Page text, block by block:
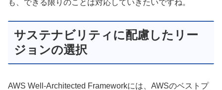
も、できる限りのことは対応していきたいですね。
サステナビリティに配慮したリー
ジョンの選択
AWS Well-Architected Frameworkには、AWSのベストプ